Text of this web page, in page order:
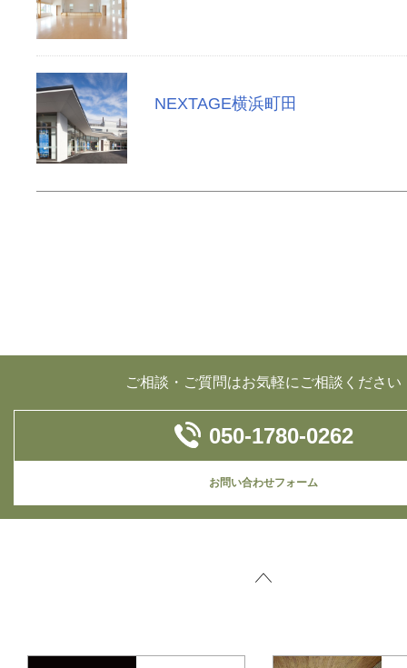
NEXTAGE横浜町田
ご相談・ご質問はお気軽にご相談ください
050-1780-0262
お問い合わせフォーム